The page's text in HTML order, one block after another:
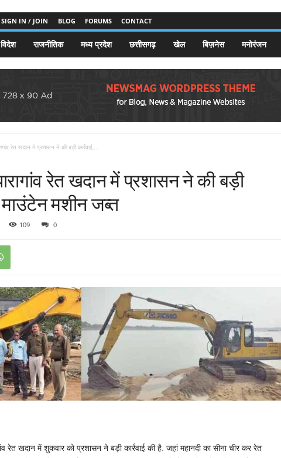
SIGN IN / JOIN BLOG FORUMS CONTACT
विदेश राजनीतिक मध्य प्रदेश छत्तीसगढ़ खेल बिज़नेस मनोरंजन
रेत खदान में प्रशासन ने की बड़ी कार्रवाई,...
रेत खदान में प्रशासन ने की बड़ी
माउंटेन मशीन जब्त
109 0
रेत खदान में शुकवार को प्रशासन ने बड़ी कार्रवाई की है. जहां महानदी का सीना चीर कर रेत